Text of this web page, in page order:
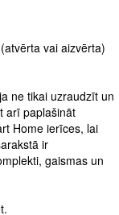
vai aizvērta)
ne tikai uzraudzīt un
arī paplašināt
Home ierīces, lai
ir
gaismas un